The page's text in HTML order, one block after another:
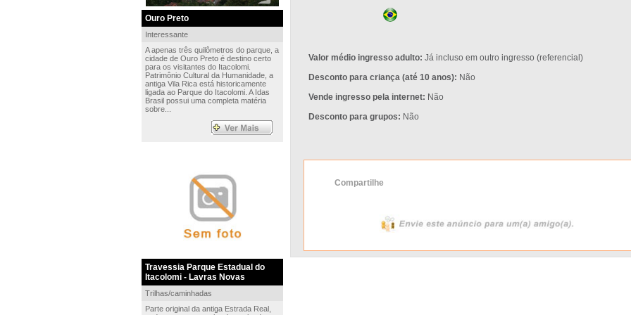
Ouro Preto
Interessante
A apenas três quilômetros do parque, a
cidade de Ouro Preto é destino certo
para os visitantes do Itacolomi.
Patrimônio Cultural da Humanidade, a
antiga Vila Rica está historicamente
ligada ao Parque do Itacolomi. A Idas
Brasil possui uma completa matéria
sobre...
Travessia Parque Estadual do
Itacolomi - Lavras Novas
Trilhas/caminhadas
Parte original da antiga Estrada Real,
Valor médio ingresso adulto: Já incluso em outro ingresso (referencial)
Desconto para criança (até 10 anos): Não
Vende ingresso pela internet: Não
Desconto para grupos: Não
Compartilhe